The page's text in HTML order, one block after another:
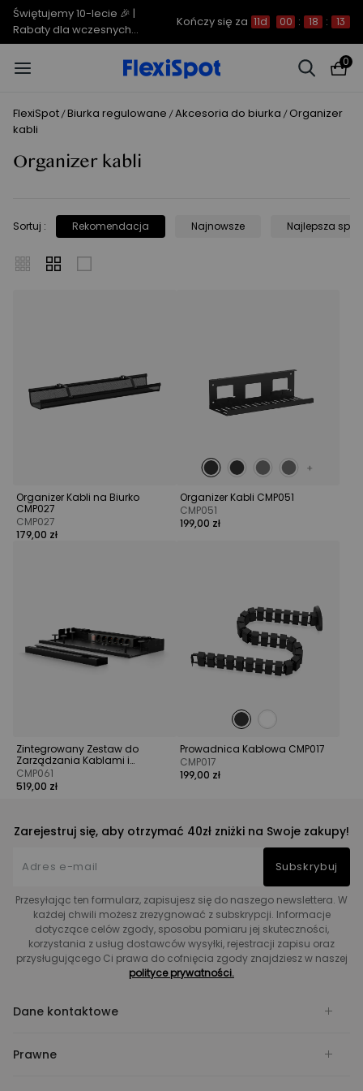
Świętujemy 10-lecie 🎉 |
Rabaty dla wczesnych
ptaków do 850 zł
Kończy się za 11d 00 : 18 : 13
0
FlexiSpot /Biurka regulowane /Akcesoria do biurka / Organizer
kabli
Organizer kabli
Sortuj : Rekomendacja Najnowsze Najlepsza
Organizer Kabli na Biurko
CMP027
CMP027
179,00 zł
Organizer Kabli CMP051
CMP051
199,00 zł
Zintegrowany Zestaw do
Zarządzania Kablami i
Zasilania
CMP061
519,00 zł
Prowadnica Kablowa CMP017
CMP017
199,00 zł
Zarejestruj się, aby otrzymać 40zł zniżki na Swoje zakupy!
Subskrybuj
Przesyłając ten formularz, zapisujesz się do naszego newslettera. W
każdej chwili możesz zrezygnować z subskrypcji. Informacje
dotyczące celów zgody, sposobu pomiaru jej skuteczności,
korzystania z usług dostawców wysyłki, rejestracji zapisu oraz
przysługującego Ci prawa do cofnięcia zgody znajdziesz w naszej
polityce prywatności.
Dane kontaktowe
Prawne